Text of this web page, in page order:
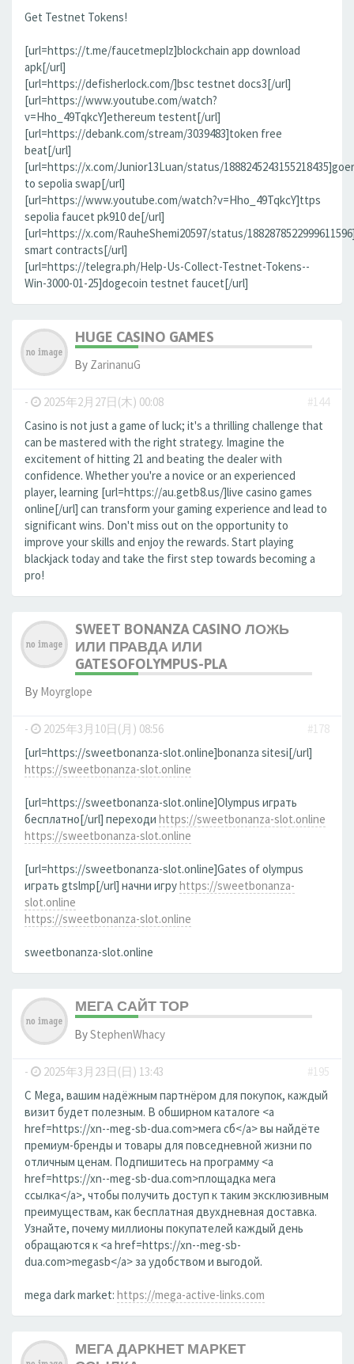
Get Testnet Tokens!
[url=https://t.me/faucetmeplz]blockchain app download
apk[/url]
[url=https://defisherlock.com/]bsc testnet docs3[/url]
[url=https://www.youtube.com/watch?
v=Hho_49TqkcY]ethereum testent[/url]
[url=https://debank.com/stream/3039483]token free
beat[/url]
[url=https://x.com/Junior13Luan/status/
to sepolia swap[/url]
[url=https://www.youtube.com/watch?v=Hho_49TqkcY]ttps
sepolia faucet pk910 de[/url]
[url=https://x.com/RauheShemi20597/status/
smart contracts[/url]
[url=https://telegra.ph/Help-Us-Collect-Testnet-Tokens--
Win-3000-01-25]dogecoin testnet faucet[/url]
HUGE CASINO GAMES
By ZarinanuG
- 2025年2月27日(木) 00:08
#144
Casino is not just a game of luck; it's a thrilling challenge that
can be mastered with the right strategy. Imagine the
excitement of hitting 21 and beating the dealer with
confidence. Whether you're a novice or an experienced
player, learning [url=https://au.getb8.us/]live casino games
online[/url] can transform your gaming experience and lead to
significant wins. Don't miss out on the opportunity to
improve your skills and enjoy the rewards. Start playing
blackjack today and take the first step towards becoming a
pro!
SWEET BONANZA CASINO ЛОЖЬ
ИЛИ ПРАВДА ИЛИ
GATESOFOLYMPUS-PLA
By Moуrglope
- 2025年3月10日(月) 08:56
#178
[url=https://sweetbonanza-slot.online]bonanza sitesi[/url]
https://sweetbonanza-slot.online
[url=https://sweetbonanza-slot.online]Olympus играть
бесплатно[/url] переходи https://sweetbonanza-slot.online
https://sweetbonanza-slot.online
[url=https://sweetbonanza-slot.online]Gates of olympus
играть gtslmp[/url] начни игруhttps://sweetbonanza-
slot.online
https://sweetbonanza-slot.online
sweetbonanza-slot.online
МЕГА САЙТ ТОР
ByStephenWhacy
- 2025年3月23日(日) 13:43
#195
С Mega, вашим надёжным партнёром для покупок, каждый
визит будет полезным. В обширном каталоге <a
href=https://xn--meg-sb-dua.com>мега сб</a> вы найдёте
премиум-бренды и товары для повседневной жизни по
отличным ценам. Подпишитесь на программу <a
href=https://xn--meg-sb-dua.com>площадка мега
ссылка</a>, чтобы получить доступ к таким эксклюзивным
преимуществам, как бесплатная двухдневная доставка.
Узнайте, почему миллионы покупателей каждый день
обращаются к <a href=https://xn--meg-sb-
dua.com>megasb</a> за удобством и выгодой.
mega dark market: https://mega-active-links.com
МЕГА ДАРКНЕТ МАРКЕТ